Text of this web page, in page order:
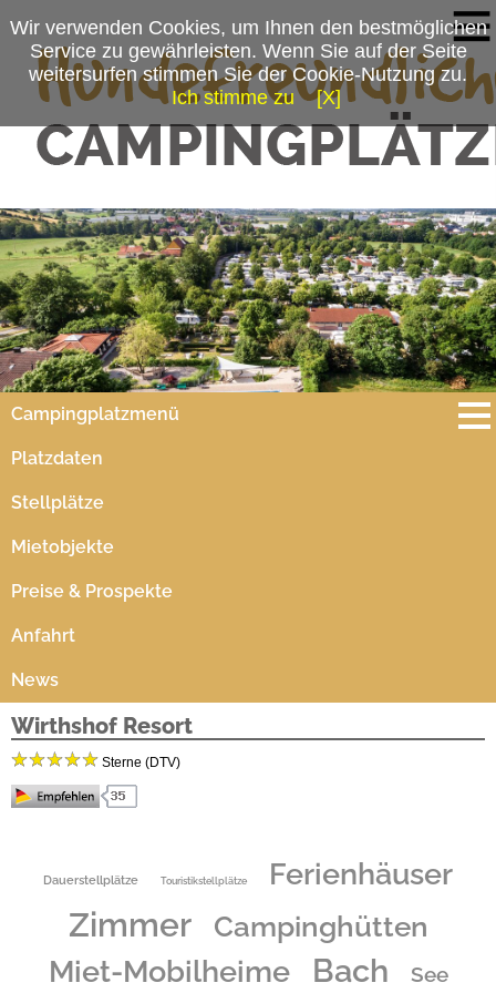
Campingplatzmenü
Platzdaten
Stellplätze
Mietobjekte
Preise & Prospekte
Anfahrt
News
Wirthshof Resort
Sterne (DTV)
Wirthshof für Jedermann viel Abwechslung und tolle Freizeitmöglichkeiten.
Unsere Saunalandschaft und der Massagebereich laden zum Entspannen und Relaxen ein.
Das individuelle und abwechslungsreiche Bewegungsangebot unter professioneller
Anleitung wie z.B: QiGong, Wohlfühlgymnastik oder Yoga findet täglich statt. Für die
schlechtes Wetter steht unseren kleinen Gästen eine Indoor-Spielscheune zur Verfügung.
Dauerstellplätze Touristikstellplätze Ferienhäuser
Zimmer
Campinghütten
Miet-Mobilheime
Bach See
Wir verwenden Cookies, um Ihnen den bestmöglichen
Service zu gewährleisten. Wenn Sie auf der Seite
weitersurfen stimmen Sie der Cookie-Nutzung zu.
Ich stimme zu
[X]